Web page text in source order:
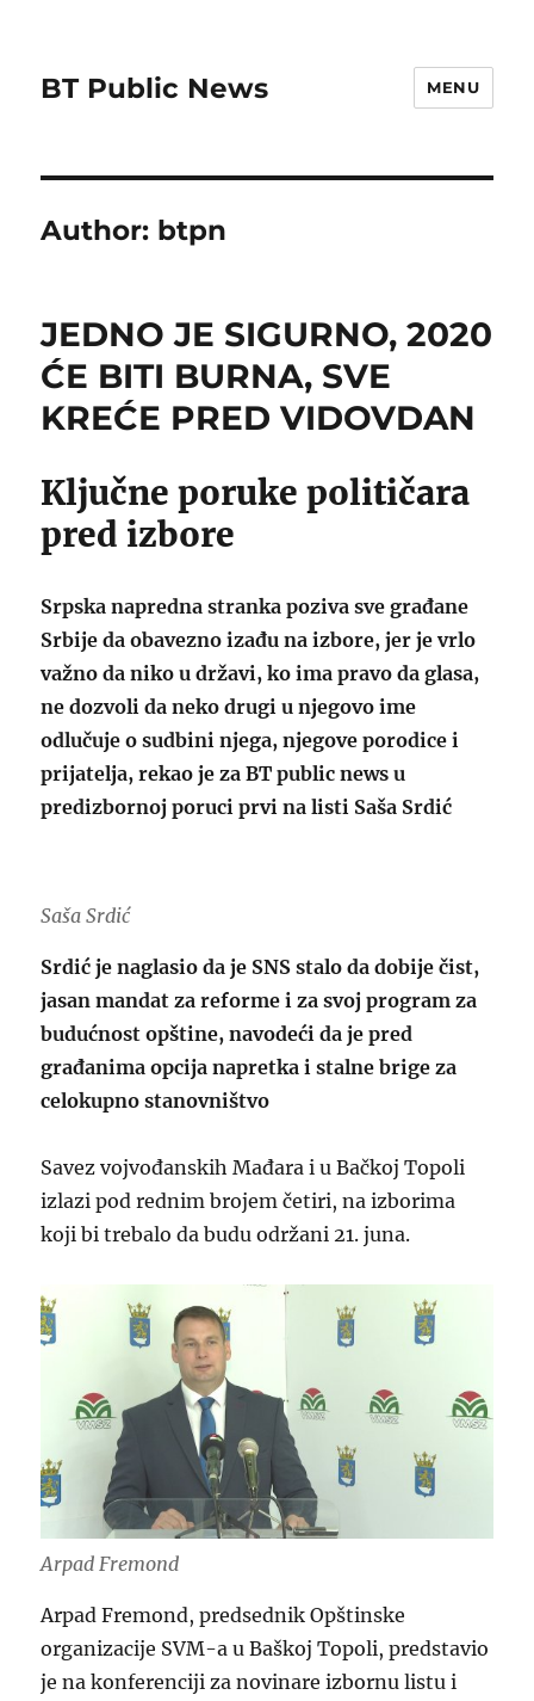
BT Public News MENU
Author: btpn
JEDNO JE SIGURNO, 2020
ĆE BITI BURNA, SVE
KREĆE PRED VIDOVDAN
Ključne poruke političara
pred izbore
Srpska napredna stranka poziva sve građane
Srbije da obavezno izađu na izbore, jer je vrlo
važno da niko u državi, ko ima pravo da glasa,
ne dozvoli da neko drugi u njegovo ime
odlučuje o sudbini njega, njegove porodice i
prijatelja, rekao je za BT public news u
predizbornoj poruci prvi na listi Saša Srdić
Saša Srdić
Srdić je naglasio da je SNS stalo da dobije čist,
jasan mandat za reforme i za svoj program za
budućnost opštine, navodeći da je pred
građanima opcija napretka i stalne brige za
celokupno stanovništvo
Savez vojvođanskih Mađara i u Bačkoj Topoli
izlazi pod rednim brojem četiri, na izborima
koji bi trebalo da budu održani 21. juna.
Arpad Fremond
Arpad Fremond, predsednik Opštinske
organizacije SVM-a u Baškoj Topoli, predstavio
je na konferenciji za novinare izbornu listu i